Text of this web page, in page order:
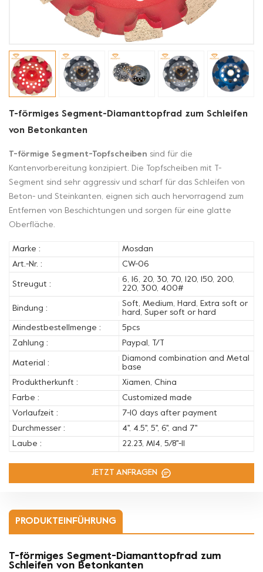
T-förmiges Segment-Diamanttopfrad zum Schleifen
von Betonkanten
T-förmige Segment-Topfscheiben sind für die
Kantenvorbereitung konzipiert. Die Topfscheiben mit T-
Segment sind sehr aggressiv und scharf für das Schleifen von
Beton- und Steinkanten, eignen sich auch hervorragend zum
Entfernen von Beschichtungen und sorgen für eine glatte
Oberfläche.
Marke :
Mosdan
Art.-Nr. :
CW-06
Streugut :
6, 16, 20, 30, 70, 120, 150, 200,
220, 300, 400#
Bindung :
Soft, Medium, Hard, Extra soft or
hard, Super soft or hard
Mindestbestellmenge :
5pcs
Zahlung :
Paypal, T/T
Material :
Diamond combination and Metal
base
Produktherkunft :
Xiamen, China
Farbe :
Customized made
Vorlaufzeit :
7-10 days after payment
Durchmesser :
4'', 4.5'', 5'', 6'', and 7''
Laube :
22.23, M14, 5/8''-11
JETZT ANFRAGEN
PRODUKTEINFÜHRUNG
T-förmiges Segment-Diamanttopfrad zum
Schleifen von Betonkanten